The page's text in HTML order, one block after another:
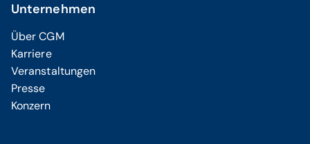
Unternehmen
Über CGM
Karriere
Veranstaltungen
Presse
Konzern